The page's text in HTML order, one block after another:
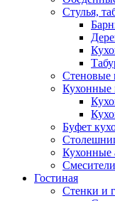
Стулья,
Стеновые
Кухонные
Буфет
Кухонные
Смесители
Гостиная
Стенки и